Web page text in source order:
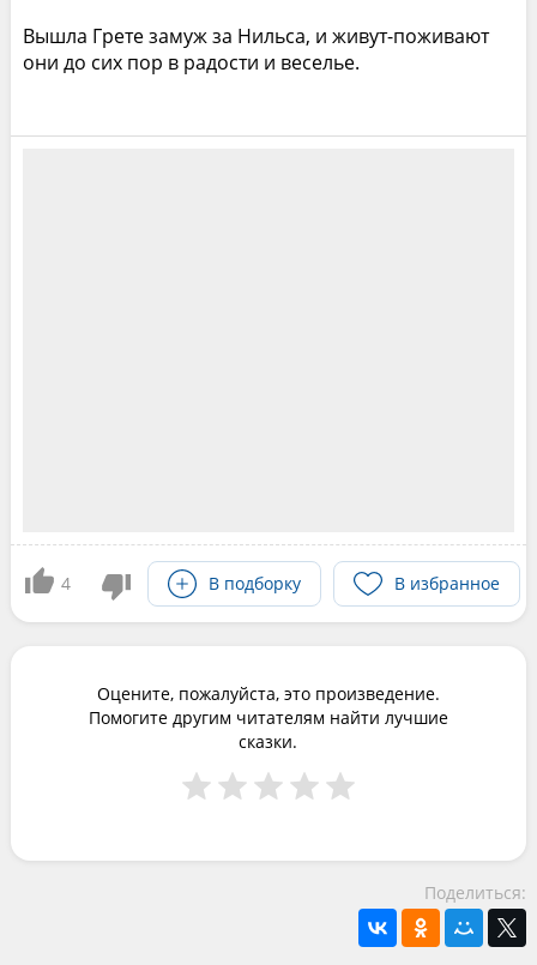
Вышла Грете замуж за Нильса, и живут-поживают
они до сих пор в радости и веселье.
4 В подборку В избранное
Оцените, пожалуйста, это произведение.
Помогите другим читателям найти лучшие
сказки.
Поделиться: